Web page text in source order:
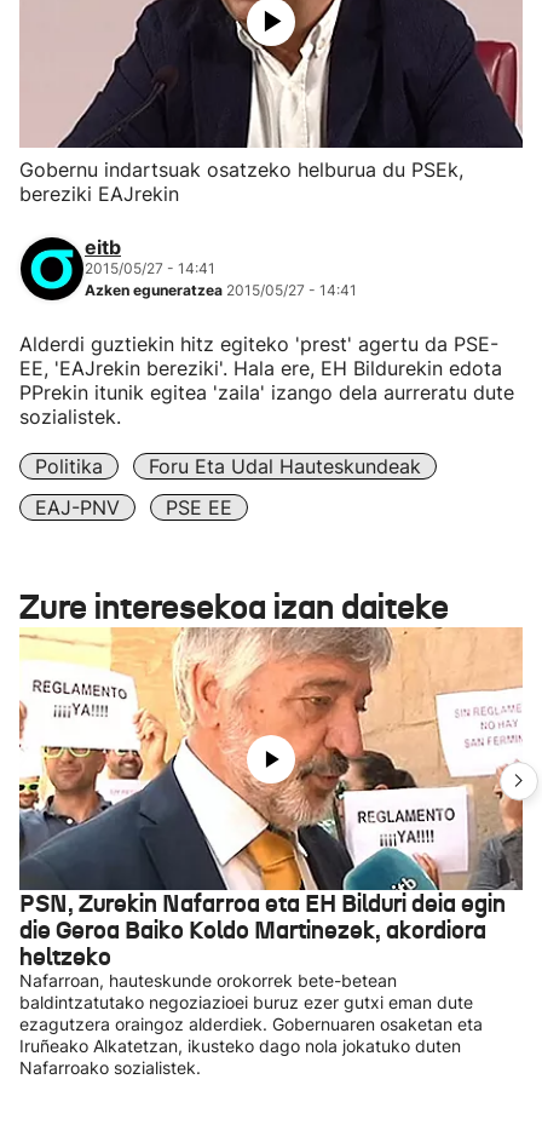
Gobernu indartsuak osatzeko helburua du PSEk,
bereziki EAJrekin
eitb
2015/05/27 - 14:41
Azken eguneratzea 2015/05/27 - 14:41
Alderdi guztiekin hitz egiteko 'prest' agertu da PSE-
EE, 'EAJrekin bereziki'. Hala ere, EH Bildurekin edota
PPrekin itunik egitea 'zaila' izango dela aurreratu dute
sozialistek.
Politika
Foru Eta Udal Hauteskundeak
EAJ-PNV
PSE EE
Zure interesekoa izan daiteke
PSN, Zurekin Nafarroa eta EH Bilduri deia egin
die Geroa Baiko Koldo Martinezek, akordiora
heltzeko
Nafarroan, hauteskunde orokorrek bete-betean
baldintzatutako negoziazioei buruz ezer gutxi eman dute
ezagutzera oraingoz alderdiek. Gobernuaren osaketan eta
Iruñeako Alkatetzan, ikusteko dago nola jokatuko duten
Nafarroako sozialistek.